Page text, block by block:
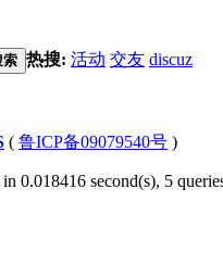
索 热搜: 活动 交友 discuz
( 鲁ICP备09079540号 )
in 0.018416 second(s), 5